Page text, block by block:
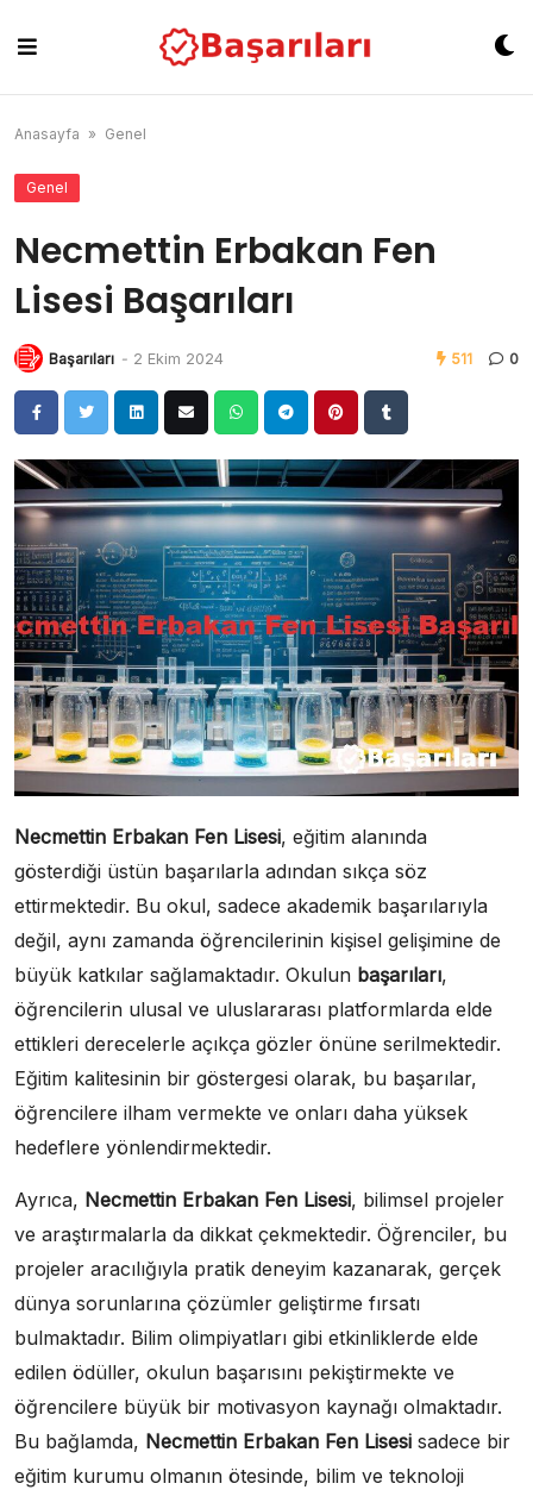
content
Anasayfa » Genel
Genel
Necmettin Erbakan Fen
Lisesi Başarıları
Başarıları - 2 Ekim 2024 511 0
Necmettin Erbakan Fen Lisesi, eğitim alanında
gösterdiği üstün başarılarla adından sıkça söz
ettirmektedir. Bu okul, sadece akademik başarılarıyla
değil, aynı zamanda öğrencilerinin kişisel gelişimine de
büyük katkılar sağlamaktadır. Okulun başarıları,
öğrencilerin ulusal ve uluslararası platformlarda elde
ettikleri derecelerle açıkça gözler önüne serilmektedir.
Eğitim kalitesinin bir göstergesi olarak, bu başarılar,
öğrencilere ilham vermekte ve onları daha yüksek
hedeflere yönlendirmektedir.
Ayrıca, Necmettin Erbakan Fen Lisesi, bilimsel projeler
ve araştırmalarla da dikkat çekmektedir. Öğrenciler, bu
projeler aracılığıyla pratik deneyim kazanarak, gerçek
dünya sorunlarına çözümler geliştirme fırsatı
bulmaktadır. Bilim olimpiyatları gibi etkinliklerde elde
edilen ödüller, okulun başarısını pekiştirmekte ve
öğrencilere büyük bir motivasyon kaynağı olmaktadır.
Bu bağlamda, Necmettin Erbakan Fen Lisesi sadece bir
eğitim kurumu olmanın ötesinde, bilim ve teknoloji